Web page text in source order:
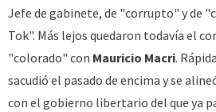
Jefe de gabinete, de "corrupto" y de
Tok". Más lejos quedaron todavía el
"colorado" con Mauricio Macri.
sacudió el pasado de encima y se
con el gobierno libertario del que ya